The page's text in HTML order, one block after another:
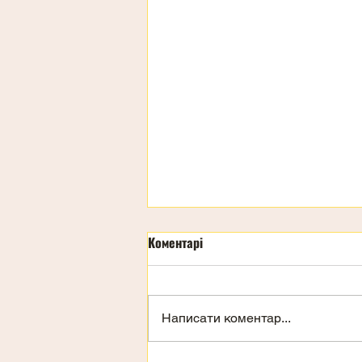
Коментарі
Написати коментар...